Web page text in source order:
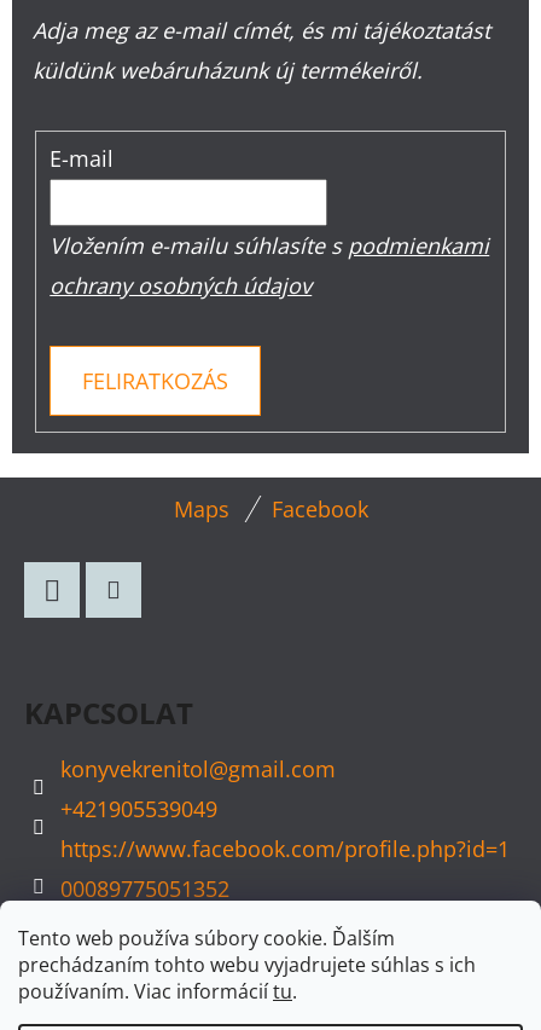
Tento web používa súbory cookie. Ďalším
prechádzaním tohto webu vyjadrujete súhlas s ich
používaním. Viac informáciítu.
Adja meg az e-mail címét, és mi tájékoztatást
küldünk webáruházunk új termékeiről.
E-mail
Vložením e-mailu súhlasíte s podmienkami
ochrany osobných údajov
FELIRATKOZÁS
Maps Facebook
KAPCSOLAT
konyvekrenitol@gmail.com
+421905539049
https://www.facebook.com/profile.php?id=1
00089775051352
konyvvarazs